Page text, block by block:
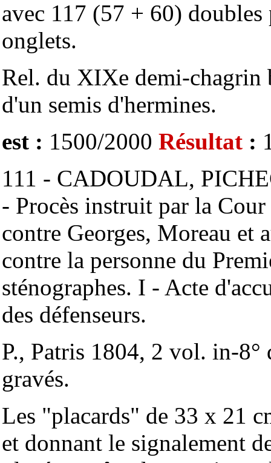
avec 117 (57 + 60)
onglets.
Rel. du XIXe demi-chagrin
d'un semis d'hermines.
est : 1500/2000 Résultat :
111 - CADOUDAL,
- Procès instruit par la
contre Georges, Moreau et
contre la personne du
sténographes. I - Acte
des défenseurs.
P., Patris 1804, 2 vol. in-
gravés.
Les "placards" de 33 x 21
et donnant le signalement